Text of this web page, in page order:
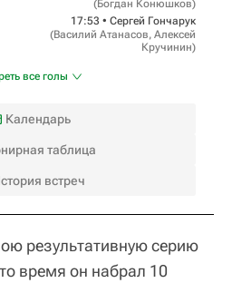
(Богдан Конюшков)
17:53 • Сергей Гончарук
(Василий Атанасов, Алексей
Кручинин)
все голы
Календарь
таблица
встреч
результативную серию
время он набрал 10